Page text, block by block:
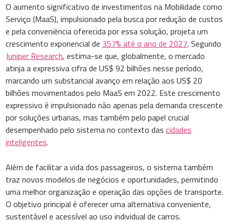
​​O aumento significativo de investimentos na Mobilidade como
Serviço (MaaS), impulsionado pela busca por redução de custos
e pela conveniência oferecida por essa solução, projeta um
crescimento exponencial de 357% até o ano de 2027. Segundo
Juniper Research, estima-se que, globalmente, o mercado
atinja a expressiva cifra de US$ 92 bilhões nesse período,
marcando um substancial avanço em relação aos US$ 20
bilhões movimentados pelo MaaS em 2022. Este crescimento
expressivo é impulsionado não apenas pela demanda crescente
por soluções urbanas, mas também pelo papel crucial
desempenhado pelo sistema no contexto dascidades
inteligentes.
Além de facilitar a vida dos passageiros, o sistema também
traz novos modelos de negócios e oportunidades, permitindo
uma melhor organização e operação das opções de transporte.
O objetivo principal é oferecer uma alternativa conveniente,
sustentável e acessível ao uso individual de carros.